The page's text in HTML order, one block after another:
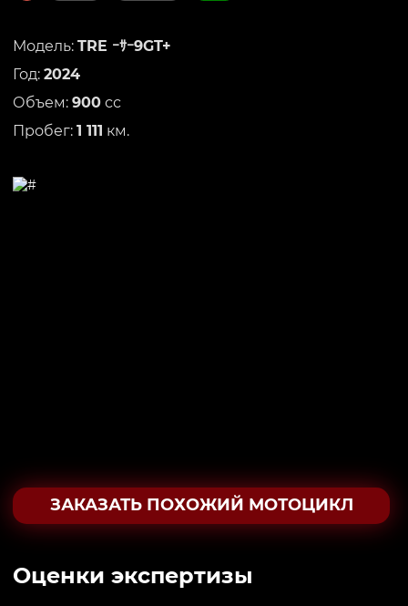
Модель: TRE ｰｻｰ9GT+
Год: 2024
Объем: 900 сс
Пробег: 1 111 км.
ЗАКАЗАТЬ ПОХОЖИЙ МОТОЦИКЛ
Oценки экспертизы